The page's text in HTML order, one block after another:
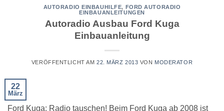
AUTORADIO EINBAUHILFE, FORD AUTORADIO
EINBAUANLEITUNGEN
Autoradio Ausbau Ford Kuga
Einbauanleitung
VERÖFFENTLICHT AM 22. MÄRZ 2013 VON MODERATOR
22
März
Ford Kuga: Radio tauschen! Beim Ford Kuga ab 2008 ist